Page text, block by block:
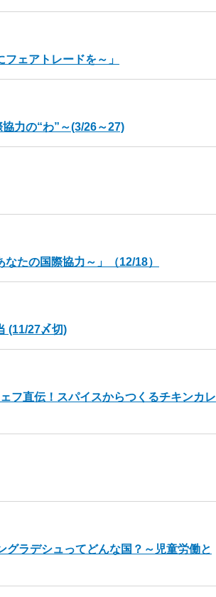
ェアトレードを～」
力の“わ”～(3/26～27)
たの国際協力～」（12/18）
(11/27〆切)
フ直伝！スパイスからつくるチキンカレ
グラデシュってどんな国？～児童労働と